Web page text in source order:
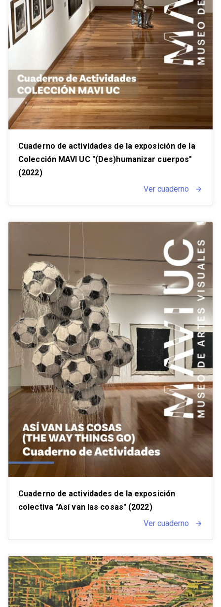
Cuaderno de actividades de la exposición de la
Colección MAVI UC "(Des)humanizar cuerpos"
(2022)
Ver cuaderno
arrow_forward
Cuaderno de actividades de la exposición
colectiva "Así van las cosas" (2022)
Ver cuaderno
arrow_forward